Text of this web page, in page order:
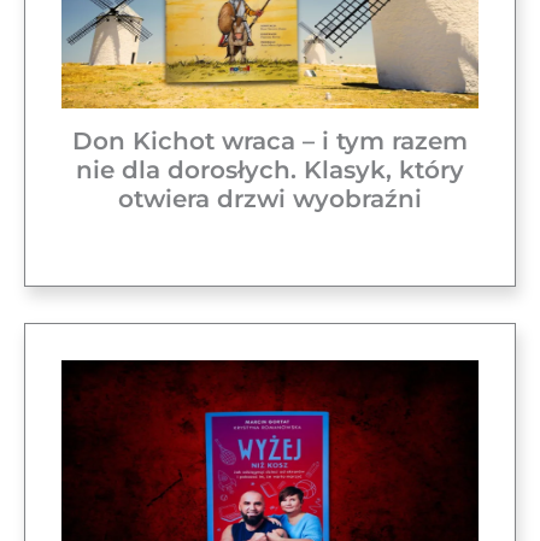
Don Kichot wraca – i tym razem
nie dla dorosłych. Klasyk, który
otwiera drzwi wyobraźni